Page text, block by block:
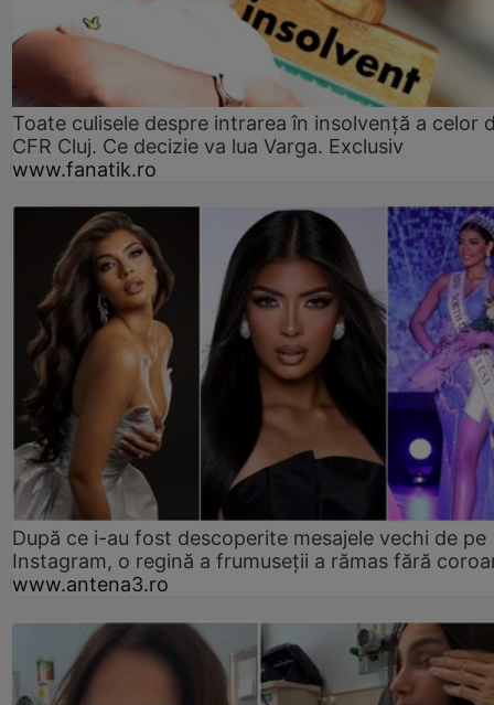
Toate culisele despre intrarea în insolvență a celor
CFR Cluj. Ce decizie va lua Varga. Exclusiv
www.fanatik.ro
După ce i-au fost descoperite mesajele vechi de pe
Instagram, o regină a frumuseții a rămas fără
www.antena3.ro